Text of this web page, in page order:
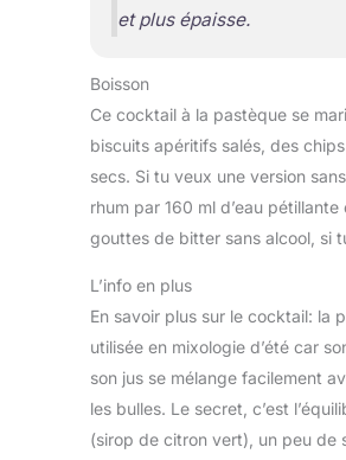
et plus épaisse.
Boisson
Ce cocktail à la pastèque se
biscuits apéritifs salés, des
secs. Si tu veux une version
rhum par 160 ml d’eau
gouttes de bitter sans alcool, si
L’info en plus
En savoir plus sur le cocktail: la
utilisée en mixologie d’été car
son jus se mélange facilement
les bulles. Le secret, c’est
(sirop de citron vert), un peu de